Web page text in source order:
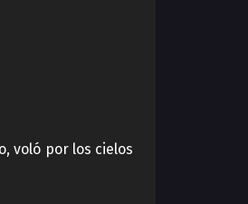
voló por los cielos